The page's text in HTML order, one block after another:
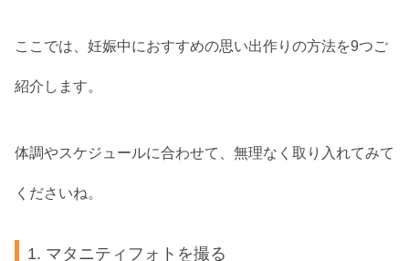
ここでは、妊娠中におすすめの思い出作りの方法を9つご
紹介します。
体調やスケジュールに合わせて、無理なく取り入れてみて
くださいね。
1. マタニティフォトを撮る